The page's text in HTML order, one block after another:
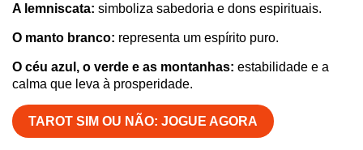
A lemniscata: simboliza sabedoria e dons espirituais.
O manto branco: representa um espírito puro.
O céu azul, o verde e as montanhas: estabilidade e a
calma que leva à prosperidade.
TAROT SIM OU NÃO: JOGUE AGORA